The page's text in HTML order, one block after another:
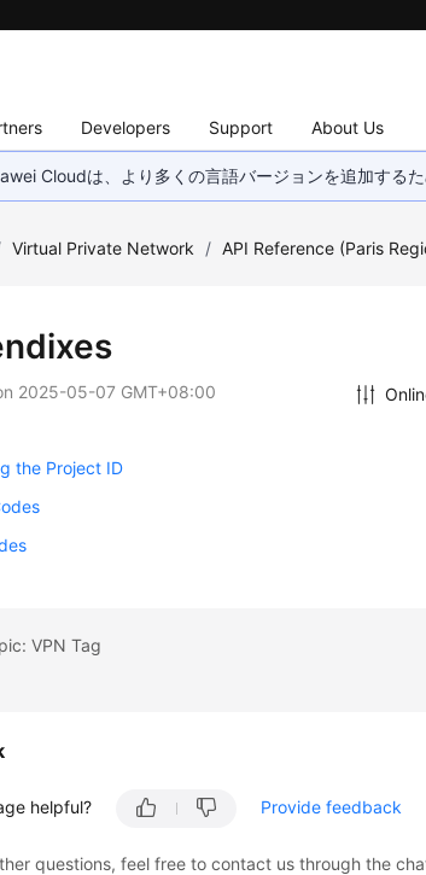
Developers Support About Us
Cloudは、より多くの言語バージョンを追加する
Virtual Private Network / API Reference (Paris
2025-05-07 GMT+08:00
the Project ID
VPN Tag
helpful? Provide feedback
questions, feel free to contact us through the